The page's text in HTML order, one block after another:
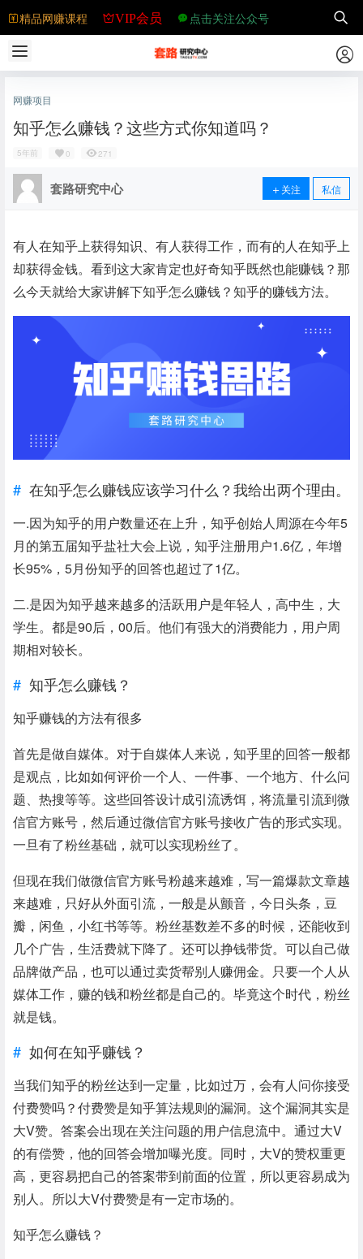
精品网赚课程 VIP会员 点击关注公众号
网赚项目
知乎怎么赚钱？这些方式你知道吗？
5年前 0 271
套路研究中心 关注 私信
有人在知乎上获得知识、有人获得工作，而有的人在知乎上
却获得金钱。看到这大家肯定也好奇知乎既然也能赚钱？那
么今天就给大家讲解下知乎怎么赚钱？知乎的赚钱方法。
在知乎怎么赚钱应该学习什么？我给出两个理由。
一.因为知乎的用户数量还在上升，知乎创始人周源在今年5
月的第五届知乎盐社大会上说，知乎注册用户1.6亿，年增
长95%，5月份知乎的回答也超过了1亿。
二.是因为知乎越来越多的活跃用户是年轻人，高中生，大
学生。都是90后，00后。他们有强大的消费能力，用户周
期相对较长。
知乎怎么赚钱？
知乎赚钱的方法有很多
首先是做自媒体。对于自媒体人来说，知乎里的回答一般都
是观点，比如如何评价一个人、一件事、一个地方、什么问
题、热搜等等。这些回答设计成引流诱饵，将流量引流到微
信官方账号，然后通过微信官方账号接收广告的形式实现。
一旦有了粉丝基础，就可以实现粉丝了。
但现在我们做微信官方账号粉越来越难，写一篇爆款文章越
来越难，只好从外面引流，一般是从颤音，今日头条，豆
瓣，闲鱼，小红书等等。粉丝基数差不多的时候，还能收到
几个广告，生活费就下降了。还可以挣钱带货。可以自己做
品牌做产品，也可以通过卖货帮别人赚佣金。只要一个人从
媒体工作，赚的钱和粉丝都是自己的。毕竟这个时代，粉丝
就是钱。
如何在知乎赚钱？
当我们知乎的粉丝达到一定量，比如过万，会有人问你接受
付费赞吗？付费赞是知乎算法规则的漏洞。这个漏洞其实是
大V赞。答案会出现在关注问题的用户信息流中。通过大V
的有偿赞，他的回答会增加曝光度。同时，大V的赞权重更
高，更容易把自己的答案带到前面的位置，所以更容易成为
别人。所以大V付费赞是有一定市场的。
知乎怎么赚钱？